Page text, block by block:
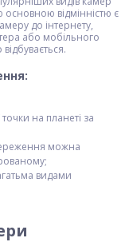
основною відмінністю є
до інтернету,
або мобільного
на планеті за
можна
видами